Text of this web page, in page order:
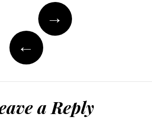
→
←
a Reply